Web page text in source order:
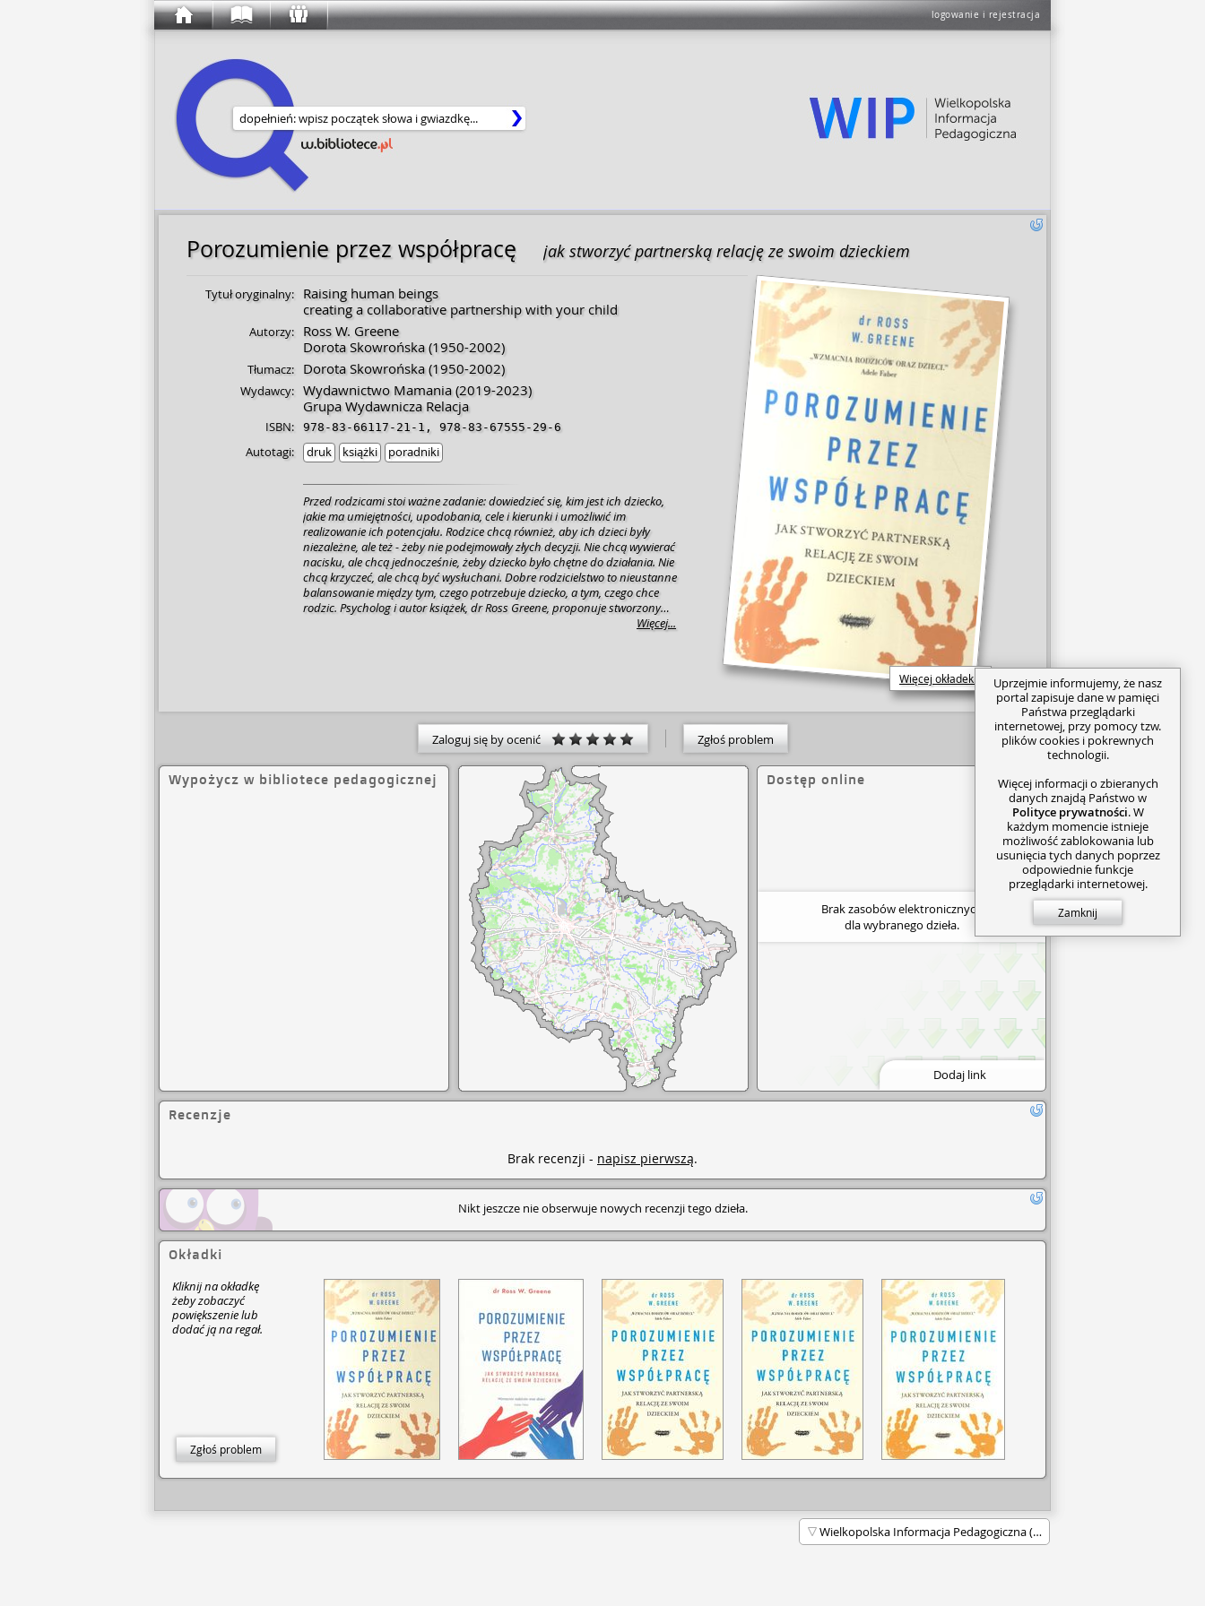
logowanie i rejestracja
Wyszukaj w serwisie
Porozumienie przez współpracę jak stworzyć partnerską relację ze swoim dzieckiem
Więcej okładek...
Tytuł oryginalny:
Raising human beings
creating a collaborative partnership with your child
Autorzy:
Ross W. Greene
Dorota Skowrońska(1950-2002)
Tłumacz: Dorota Skowrońska(1950-2002)
Wydawcy: Wydawnictwo Mamania(2019-2023)
Grupa Wydawnicza Relacja
ISBN: 978-83-66117-21-1 , 978-83-67555-29-6
Autotagi: druk książki poradniki
Przed rodzicami stoi ważne zadanie: dowiedzieć się, kim jest ich dziecko,
jakie ma umiejętności, upodobania, cele i kierunki i umożliwić im
realizowanie ich potencjału. Rodzice chcą również, aby ich dzieci były
niezależne, ale też - żeby nie podejmowały złych decyzji. Nie chcą wywierać
nacisku, ale chcą jednocześnie, żeby dziecko było chętne do działania. Nie
chcą krzyczeć, ale chcą być wysłuchani. Dobre rodzicielstwo to nieustanne
balansowanie między tym, czego potrzebuje dziecko, a tym, czego chce
rodzic. Psycholog i autor książek, dr Ross Greene, proponuje stworzony
przez siebie model rozwiązywania problemów przez współpracę, co
współautorka "Jak mówić, żeby dzieci nas słuchały, jak słuchać, żeby dzieci
Więcej...
Zaloguj się by ocenić Zgłoś problem
Wypożycz w bibliotece pedagogicznej Dostęp online
Brak zasobów elektronicznych
dla wybranego dzieła.
Dodaj link
Recenzje
Brak recenzji - napisz pierwszą.
Nikt jeszcze nie obserwuje nowych recenzji tego dzieła.
Okładki
Kliknij na okładkę
żeby zobaczyć
powiększenie lub
dodać ją na regał.
Zgłoś problem
Uprzejmie informujemy, że nasz
portal zapisuje dane w pamięci
Państwa przeglądarki
internetowej, przy pomocy tzw.
plików cookies i pokrewnych
technologii.
Więcej informacji o zbieranych
danych znajdą Państwo w
Polityce prywatności. W
każdym momencie istnieje
możliwość zablokowania lub
usunięcia tych danych poprzez
odpowiednie funkcje
przeglądarki internetowej.
Zamknij